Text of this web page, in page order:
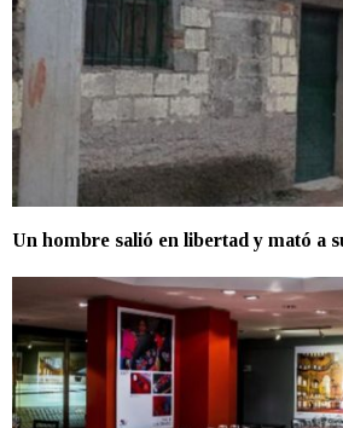
Un hombre salió en libertad y mató a